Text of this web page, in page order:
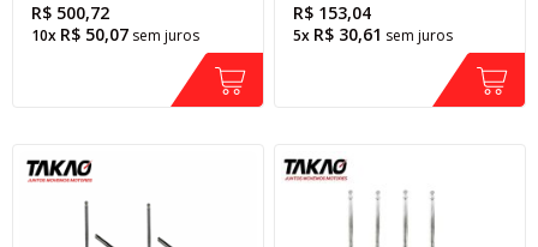
R$ 500,72
10x R$ 50,07 sem juros
R$ 153,04
5x R$ 30,61 sem juros